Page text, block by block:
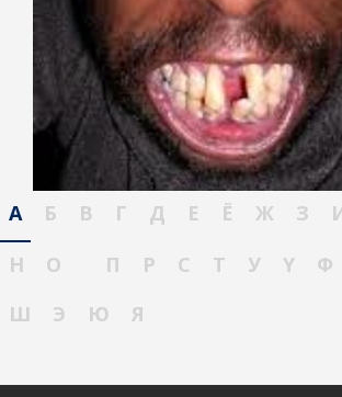
А Б В Г Д Е Ё Ж З
Н
О П Р С Т У Ү Ф
Ш
Э Ю Я